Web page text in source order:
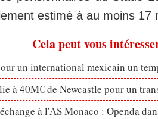
estimé à au moins 17
Cela peut vous
un international mexicain un
à 40M€ de Newcastle pour un
à l'AS Monaco : Openda